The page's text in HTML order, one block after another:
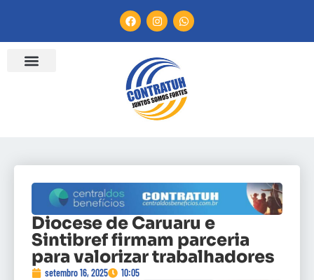
Diocese de Caruaru e
Sintibref firmam parceria
para valorizar trabalhadores
setembro 16, 2025 10:05